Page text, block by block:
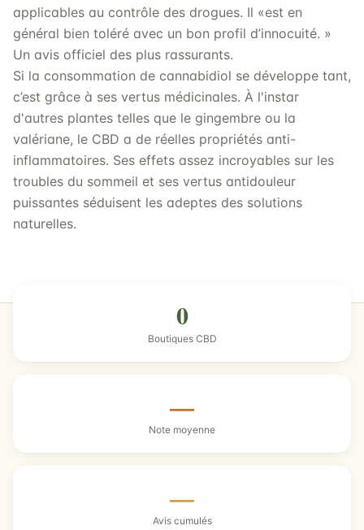
applicables au contrôle des drogues. Il «est en
général bien toléré avec un bon profil d’innocuité. »
Un avis officiel des plus rassurants.
Si la consommation de cannabidiol se développe tant,
c’est grâce à ses vertus médicinales. À l'instar
d'autres plantes telles que le gingembre ou la
valériane, le CBD a de réelles propriétés anti-
inflammatoires. Ses effets assez incroyables sur les
troubles du sommeil et ses vertus antidouleur
puissantes séduisent les adeptes des solutions
naturelles.
0
Boutiques CBD
—
Note moyenne
—
Avis cumulés